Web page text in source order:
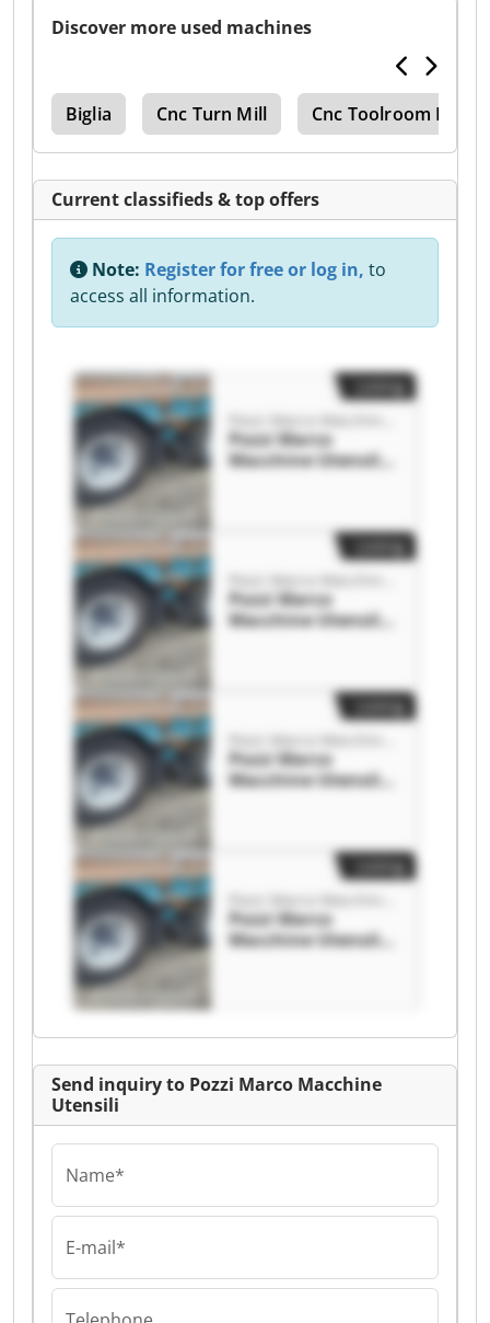
Discover more used machines
Biglia Cnc Turn Mill Cnc Toolroom Mill
Current classifieds & top offers
Note: Register for free or log in, to
access all information.
Pozzi Marco
Macchine Utensili
Pozzi Marco
Macchine Utensili
Pozzi Marco
Macchine Utensili
Pozzi Marco
Macchine Utensili
Send inquiry to Pozzi Marco Macchine
Utensili
Name*
E-mail*